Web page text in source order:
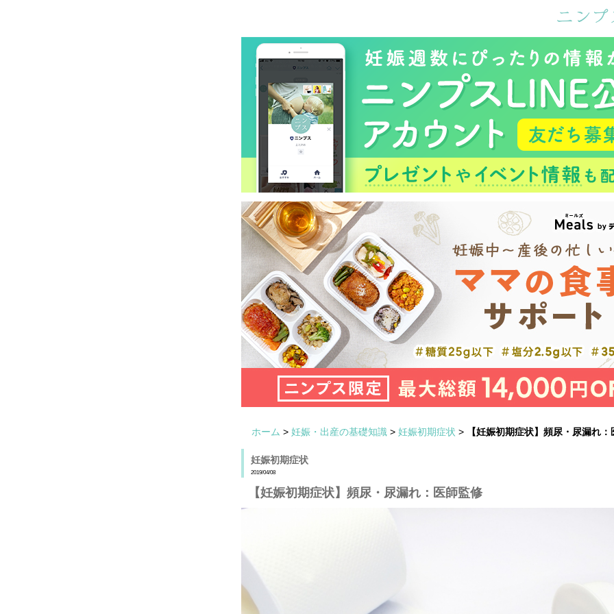
ホーム > 妊娠・出産の基礎知識 > 妊娠初期症状 > 【妊娠初期症状】頻尿・尿漏れ
妊娠初期症状
2019/04/08
【妊娠初期症状】頻尿・尿漏れ：医師監修